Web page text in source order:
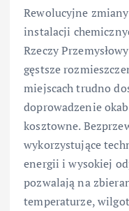
Rewolucyjne
instalacji
Rzeczy
gęstsze
miejscach trudno
doprowadzenie
kosztowne.
wykorzystujące
energii i wysokiej
pozwalają na
temperaturze,